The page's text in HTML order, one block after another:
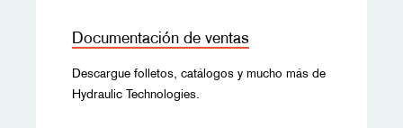
Documentación de ventas
Descargue folletos, catálogos y mucho más de
Hydraulic Technologies.